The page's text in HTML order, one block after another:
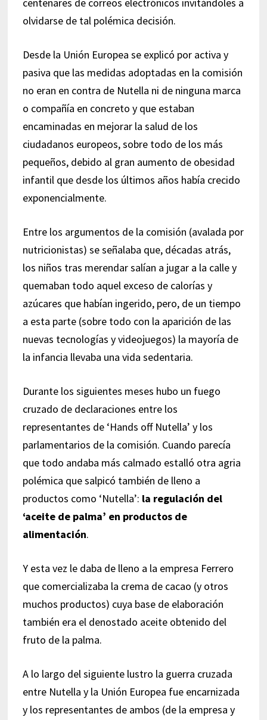
centenares de correos electrónicos invitándoles a
olvidarse de tal polémica decisión.
Desde la Unión Europea se explicó por activa y
pasiva que las medidas adoptadas en la comisión
no eran en contra de Nutella ni de ninguna marca
o compañía en concreto y que estaban
encaminadas en mejorar la salud de los
ciudadanos europeos, sobre todo de los más
pequeños, debido al gran aumento de obesidad
infantil que desde los últimos años había crecido
exponencialmente.
Entre los argumentos de la comisión (avalada por
nutricionistas) se señalaba que, décadas atrás,
los niños tras merendar salían a jugar a la calle y
quemaban todo aquel exceso de calorías y
azúcares que habían ingerido, pero, de un tiempo
a esta parte (sobre todo con la aparición de las
nuevas tecnologías y videojuegos) la mayoría de
la infancia llevaba una vida sedentaria.
Durante los siguientes meses hubo un fuego
cruzado de declaraciones entre los
representantes de ‘Hands off Nutella’ y los
parlamentarios de la comisión. Cuando parecía
que todo andaba más calmado estalló otra agria
polémica que salpicó también de lleno a
productos como ‘Nutella’: la regulación del
‘aceite de palma’ en productos de
alimentación.
Y esta vez le daba de lleno a la empresa Ferrero
que comercializaba la crema de cacao (y otros
muchos productos) cuya base de elaboración
también era el denostado aceite obtenido del
fruto de la palma.
A lo largo del siguiente lustro la guerra cruzada
entre Nutella y la Unión Europea fue encarnizada
y los representantes de ambos (de la empresa y